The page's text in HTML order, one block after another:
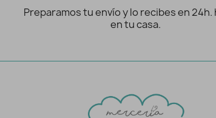
Preparamos tu envío y lo recibes en 24h.
en tu casa.